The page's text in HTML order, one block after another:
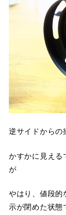
逆サイドからの
かすかに見え
が
やはり、値段
示が閉めた状態